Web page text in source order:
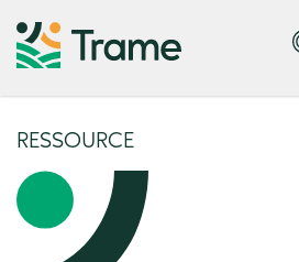
RESSOURCE